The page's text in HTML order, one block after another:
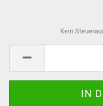
Kein